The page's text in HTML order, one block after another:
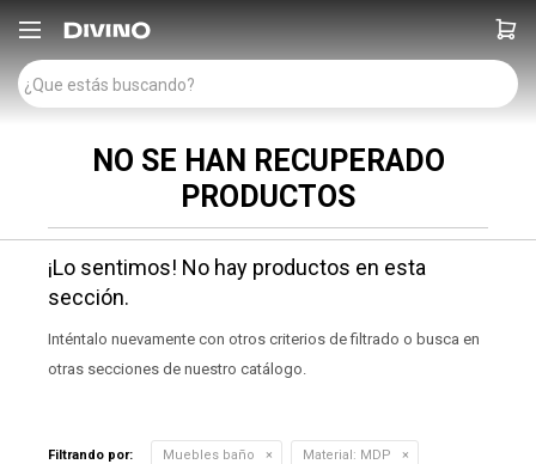

NO SE HAN RECUPERADO
PRODUCTOS
¡Lo sentimos! No hay productos en esta
sección.
Inténtalo nuevamente con otros criterios de filtrado o busca en
otras secciones de nuestro catálogo.
Filtrando por: Muebles baño Material: MDP